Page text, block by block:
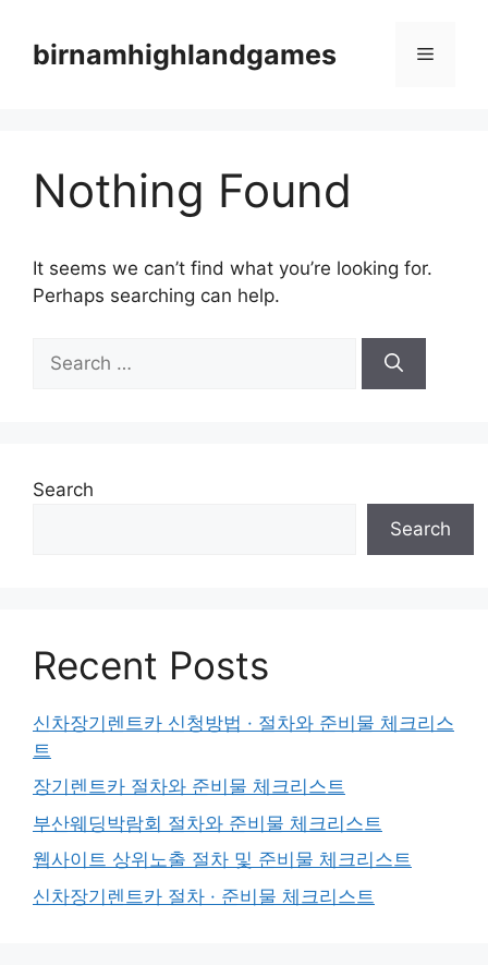
contentbirnamhighlandgames Menu
Nothing Found
It seems we can’t find what you’re looking for.
Perhaps searching can help.
for:
Search
Search
Recent Posts
신차장기렌트카 신청방법 · 절차와 준비물 체크리스
트
장기렌트카 절차와 준비물 체크리스트
부산웨딩박람회 절차와 준비물 체크리스트
웹사이트 상위노출 절차 및 준비물 체크리스트
신차장기렌트카 절차 · 준비물 체크리스트